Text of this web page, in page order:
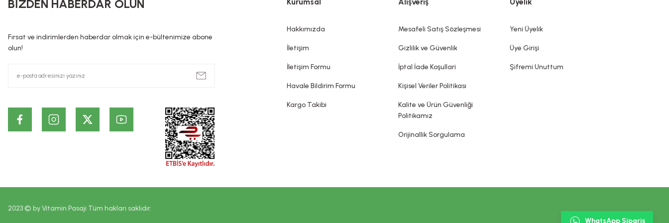
hazırlanmış, tek veya temel amacı bu kısımları temizlemek, koku vermek, görünümünü değiştirmek ve/veya vücut kokularını düzeltmek ve/veya korumak veya iyi bir durumda tutmak olan bütün
ürünlerin cildin alt tabakalarında ve kalıcı olarak etki ettiği iddia edilemez. Sitemizde belirtilen açıklamalar, üretici, ithalatçı firmaların sunduğu ürün etiketi, broşür gibi bilgi ve belgelere
dayanmaktadır. Bu bilgiler ürünlerin vaad edilen etkilerinin kesin olarak gerçekleşeceği ya da yan etkileri olmadığı anlamını taşımaz.
BİZDEN HABERDAR OLUN
Fırsat ve indirimlerden haberdar olmak için e-bültenimize abone
olun!
Hakkımızda
İletişim
İletişim Formu
Havale Bildirim Formu
Kargo Takibi
Mesafeli Satış Sözleşmesi
Gizlilik ve Güvenlik
İptal İade Koşullari
Kişisel Veriler Politikası
Kalite ve Ürün Güvenliği
Politikamız
Orijinallik Sorgulama
Yeni Üyelik
Üye Girişi
Şifremi Unuttum
2023 © by Vitamin Pasajı Tüm hakları saklıdır.
WhatsApp Sipariş